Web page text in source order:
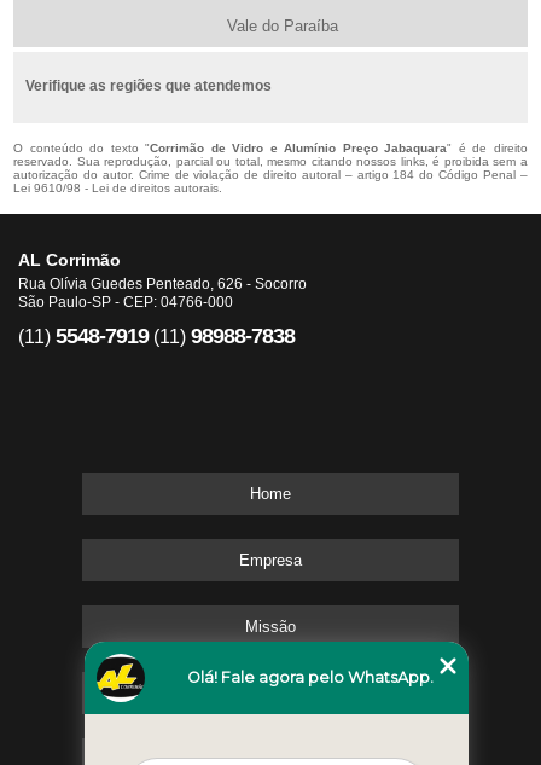
Vale do Paraíba
Verifique as regiões que atendemos
O conteúdo do texto "Corrimão de Vidro e Alumínio Preço Jabaquara" é de direito
reservado. Sua reprodução, parcial ou total, mesmo citando nossos links, é proibida sem a
autorização do autor. Crime de violação de direito autoral – artigo 184 do Código Penal –
Lei 9610/98 - Lei de direitos autorais
AL Corrimão
Rua Olívia Guedes Penteado, 626 - Socorro
São Paulo-SP - CEP: 04766-000
(11) 5548-7919 (11) 98988-7838
Home
Empresa
Missão
Contato
Olá! Fale agora pelo WhatsApp.